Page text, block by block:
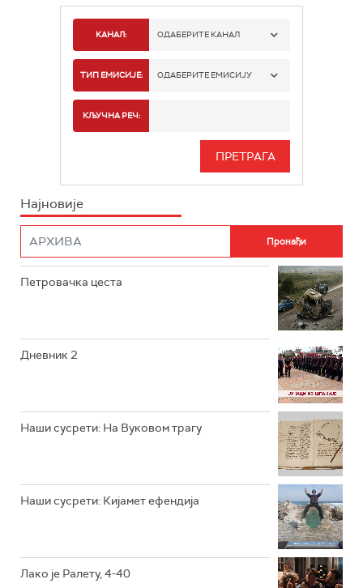
КАНАЛ: ОДАБЕРИТЕ КАНАЛ
РТС 1
РТС 3
ТИП ЕМИСИЈЕ: ОДАБЕРИТЕ ЕМИСИЈУ
ИНФО
КЉУЧНА РЕЧ:
Најновије
Петровачка цеста
Дневник 2
Наши сусрети: На Вуковом трагу
Наши сусрети: Кијамет ефендија
Лако је Ралету, 4-40